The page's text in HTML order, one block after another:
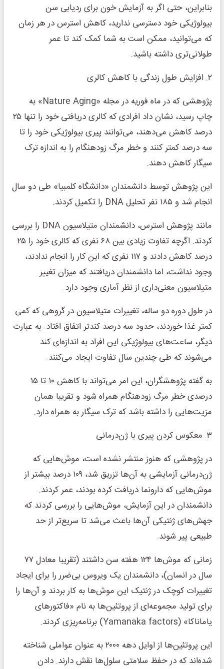
بنابراین، حتی اگر به آزمایش خون برای ردیابی سن
بیولوژیکی خود دسترسی ندارید، کاهش استرس در هر زمان
که می‌توانید، ممکن است به شما کمک کند تا عمر
طولانی‌تری داشته باشید.
۲. افزایش طول زندگی با کاهش کالری
پژوهشی که در ماه فوریه در مجله «Nature Aging» به
چاپ رسید، نشان داد افرادی که کالری دریافتی خود را تنها ۲۵
درصد کاهش می‌دهند، می‌توانند پیری بیولوژیکی خود را تا
سه درصد کمتر کنند و خطر مرگ زودهنگام را به اندازه ترک
سیگار کاهش دهند.
این پژوهش توسط دانشمندان «دانشگاه کلمبیا» طی دو سال
انجام شد و ۱۸۵ نفر تحلیل DNA را تکمیل کردند.
مانند پژوهش استرس، دانشمندان متیلاسیون DNA را بررسی
کردند. اگرچه تفاوت زیادی بین ۶۸ نفری که کالری خود را ۲۵
درصد کاهش دادند و ۱۱۷ نفری که این کار را انجام ندادند،
وجود نداشت، اما دانشمندان دریافتند که میزان تغییر
متیلاسیون معنی‌داری از نظر آماری وجود دارد.
در طول دوره دو ساله، تغییرات متیلاسیون در گروهی که کمی
کمتر غذا خوردند، حدود سه درصد کندتر اتفاق افتاد. به عبارت
دیگر، ساعت‌های بیولوژیکی این افراد به اندازه‌ای کند
می‌شوند که طی چندین سال تفاوت ایجاد می‌کنند.
به گفته پژوهشگران، این امر می‌تواند با کاهش ۱۰ تا ۱۵
درصدی خطر مرگ زودهنگام همراه شود و تقریبا همان
مزیت‌هایی را داشته باشد که ترک سیگار به همراه دارد.
۳. معکوس کردن پیری با ژن‌درمانی
در پژوهشی که هنوز منتشر نشده است، موش‌هایی که
ژن‌درمانی آزمایشی به آن‌ها تزریق شد، ۱۰۹ درصد بیشتر از
موش‌هایی که دارونما دریافت کرده بودند، عمر کردند.
دانشمندان در این آزمایش، موش‌هایی را بررسی کردند که
جهش‌های ژنتیکی آن‌ها باعث می‌شد تا سریع‌تر از حد
طبیعی پیر شوند.
زمانی که موش‌ها ۱۲۴ هفته سن داشتند (تقریبا معادل ۷۷
سال در انسان)، دانشمندان یک ویروس بی‌ضرر را برای ایجاد
تغییرات کوچک در ژنتیک این موش‌ها به کار بردند و آن‌ها را
برای تولید مجموعه‌ای از پروتئین‌ها به نام «فاکتورهای
یاماناکا» (Yamanaka factors) برنامه‌ریزی کردند.
این پروتئین‌ها از اوایل دهه ۲۰۰۰ به عنوان عواملی شناخته
شده‌اند که در حفظ سلامتی سلول‌ها نقش دارند. دادن